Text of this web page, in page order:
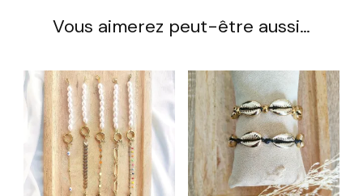
Vous aimerez peut-être aussi…